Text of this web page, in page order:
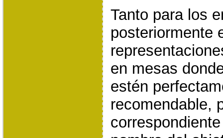
Tanto para los
posteriormente
en mesas
estén
recomendable,